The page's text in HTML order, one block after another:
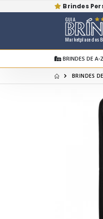
Brindes
Marketplace dos
GUIA
BRINDES DE A-Z
BRINDES